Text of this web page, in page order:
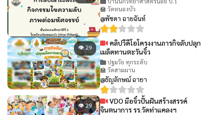
🏫 วัดหนองบัว
@พัชดา ฉายฉันท์
👁 29
คลิปวีดีโอโครงงานภารกิจลับปลุก
เมล็ดทานตะวันจิ๋ว
ปฐมวัย ทุกระดับ
🏫 วัดสามผาน
@ธัญลักษณ์ ฉายา
👁 29
VDO มือจิ๋วปั้นฝันสร้างสรรค์
จินตนาการ รร.วัดท่าแคลงฯ